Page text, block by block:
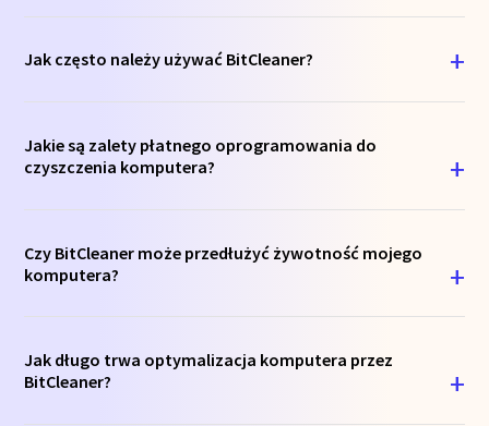
Jak często należy używać BitCleaner?
Jakie są zalety płatnego oprogramowania do
czyszczenia komputera?
Czy BitCleaner może przedłużyć żywotność mojego
komputera?
Jak długo trwa optymalizacja komputera przez
BitCleaner?